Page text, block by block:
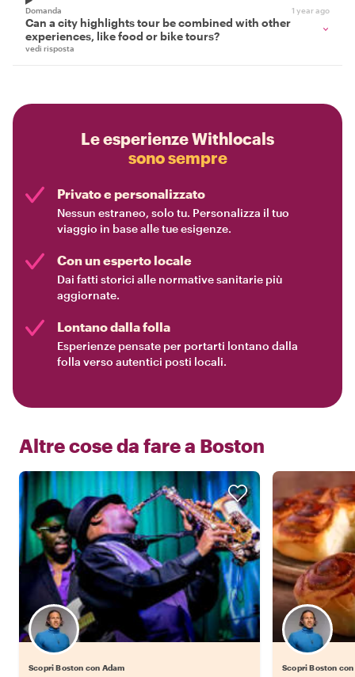
Domanda 1 year ago
Can a city highlights tour be combined with other
experiences, like food or bike tours?
vedi risposta
Le esperienze Withlocals
sono sempre
Privato e personalizzato
Nessun estraneo, solo tu. Personalizza il tuo
viaggio in base alle tue esigenze.
Con un esperto locale
Dai fatti storici alle normative sanitarie più
aggiornate.
Lontano dalla folla
Esperienze pensate per portarti lontano dalla
folla verso autentici posti locali.
Altre cose da fare a Boston
Scopri Boston con Adam Scopri Boston con